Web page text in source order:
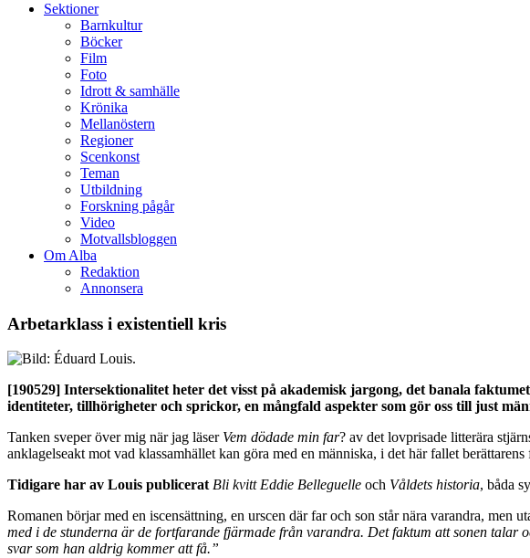
Sektioner
Barnkultur
Böcker
Film
Foto
Idrott & samhälle
Krönika
Mellanöstern
Regioner
Scenkonst
Teman
Utbildning
Forskning pågår
Video
Motvallsbloggen
Om Alba
Redaktion
Annonsera
Arbetarklass i existentiell kris
[190529] Intersektionalitet heter det visst på akademisk jargong, det banala
identiteter, tillhörigheter och sprickor, en mångfald aspekter som gör oss till just
Tanken sveper över mig när jag läser Vem dödade min far? av det lovprisade litterära
anklagelseakt mot vad klassamhället kan göra med en människa, i det här fallet
Tidigare har av Louis publicerat Bli kvitt Eddie Belleguelle och Våldets historia, båda
Romanen börjar med en iscensättning, en urscen där far och son står nära varandra, men
med i de stunderna är de fortfarande fjärmade från varandra. Det faktum att sonen
svar som han aldrig kommer att få.”